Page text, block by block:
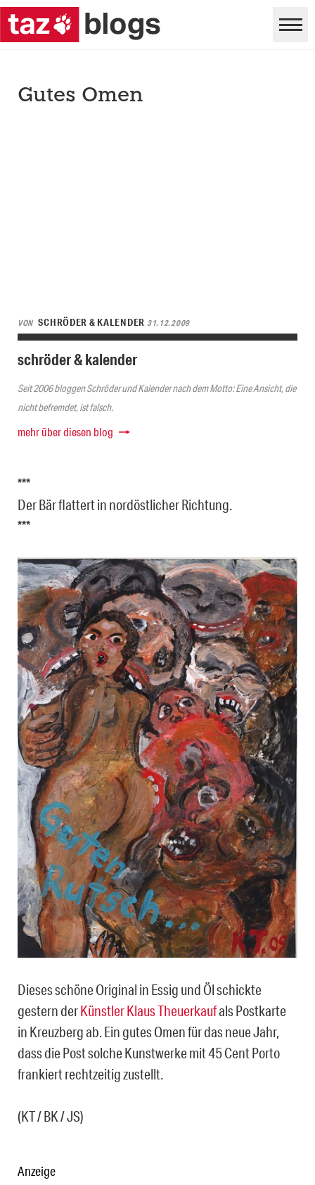
Gutes Omen
VON SCHRÖDER & KALENDER 31.12.2009
schröder & kalender
Seit 2006 bloggen Schröder und Kalender nach dem Motto: Eine Ansicht, die
nicht befremdet, ist falsch.
mehr über diesen blog
***
Der Bär flattert in nordöstlicher Richtung.
***
Dieses schöne Original in Essig und Öl schickte
gestern derKünstler Klaus Theuerkaufals Postkarte
in Kreuzberg ab. Ein gutes Omen für das neue Jahr,
dass die Post solche Kunstwerke mit 45 Cent Porto
frankiert rechtzeitig zustellt.
(KT / BK / JS)
Anzeige